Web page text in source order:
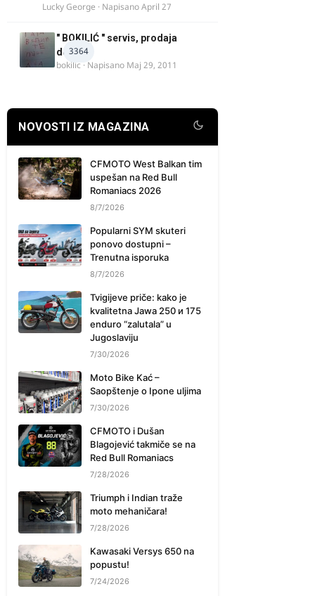
Lucky George · NapisanoApril 27
3364
" BOKILIĆ " servis, prodaja
delova
bokilic · Napisano Maj 29, 2011
NOVOSTI IZ MAGAZINA
CFMOTO West Balkan tim
uspešan na Red Bull
Romaniacs 2026
8/7/2026
Popularni SYM skuteri
ponovo dostupni –
Trenutna isporuka
8/7/2026
Tvigijeve priče: kako je
kvalitetna Jawa 250 и 175
enduro “zalutala” u
Jugoslaviju
7/30/2026
Moto Bike Kać –
Saopštenje o Ipone uljima
7/30/2026
CFMOTO i Dušan
Blagojević takmiče se na
Red Bull Romaniacs
7/28/2026
Triumph i Indian traže
moto mehaničara!
7/28/2026
Kawasaki Versys 650 na
popustu!
7/24/2026